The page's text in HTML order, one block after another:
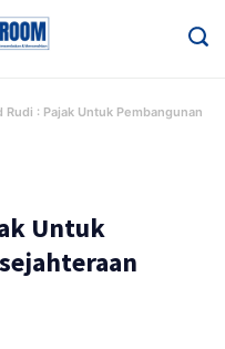
Rudi : Pajak Untuk Pembangunan
Untuk